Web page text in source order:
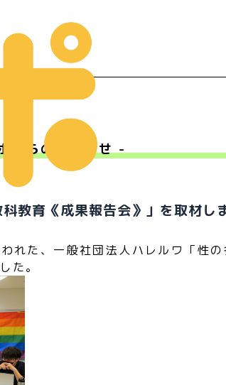
からのお知らせ -
教育《成果報告会》」を取材し
れた、一般社団法人ハレルワ「性の
た。